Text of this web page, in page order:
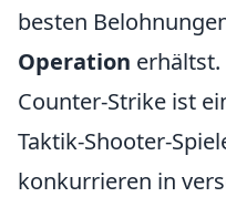
besten
Operation erhältst.
Counter-Strike ist
Taktik-Shooter-
konkurrieren in